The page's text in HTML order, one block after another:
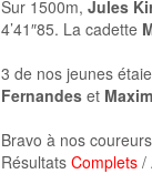
Sur 1500m, Jules
4’41″85. La cadette
3 de nos jeunes
Fernandes et
Bravo à nos
Résultats Complets /